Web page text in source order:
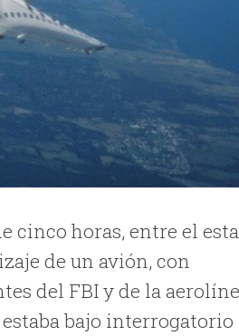
cinco horas, entre el
de un avión, con
del FBI y de la
bajo interrogatorio